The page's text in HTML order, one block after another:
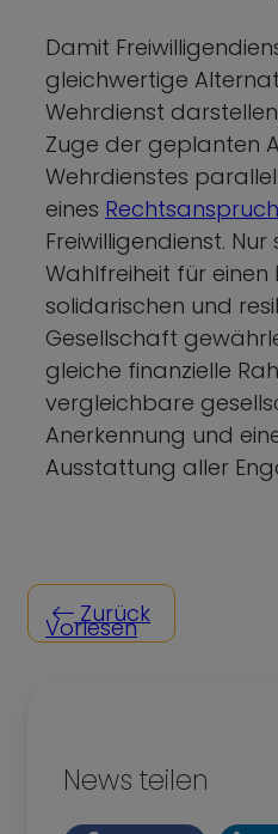
Damit
gleichwertige
Wehrdienst
Zuge der geplanten
Wehrdienstes
eines
Freiwilligendienst.
Wahlfreiheit für einen
solidarischen und
Gesellschaft
gleiche finanzielle
vergleichbare
Anerkennung und
Ausstattung aller
Zurück
Vorlesen
News teilen